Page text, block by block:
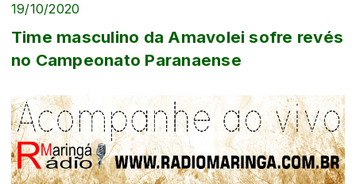
19/10/2020
Time masculino da Amavolei sofre revés
no Campeonato Paranaense